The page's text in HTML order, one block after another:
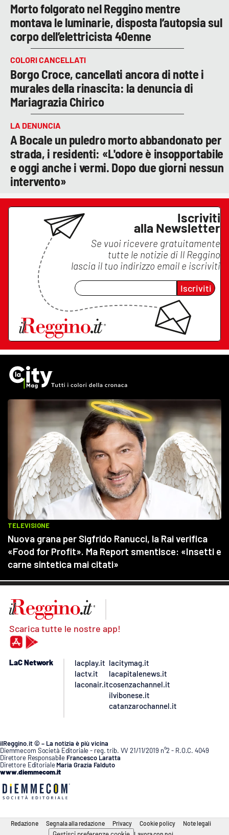
Morto folgorato nel Reggino mentre
montava le luminarie, disposta l’autopsia sul
corpo dell’elettricista 40enne
COLORI CANCELLATI
Borgo Croce, cancellati ancora di notte i
murales della rinascita: la denuncia di
Mariagrazia Chirico
LA DENUNCIA
A Bocale un puledro morto abbandonato per
strada, i residenti: «L'odore è insopportabile
e oggi anche i vermi. Dopo due giorni nessun
intervento»
Iscriviti
alla Newsletter
Se vuoi ricevere gratuitamente
tutte le notizie di Il Reggino
lascia il tuo indirizzo email e iscriviti
Iscriviti
Scarica tutte le nostre app!
LaC Network
lacplay.it
lactv.it
laconair.it
lacitymag.it
lacapitalenews.it
cosenzachannel.it
ilvibonese.it
catanzarochannel.it
ilReggino.it © – La notizia è più vicina
Diemmecom Società Editoriale - reg. trib. VV 21/11/2019 n°2 - R.O.C. 4049
Direttore Responsabile Francesco Laratta
Direttore Editoriale Maria Grazia Falduto
www.diemmecom.it
Redazione Segnala alla redazione Privacy Cookie policy Note legali